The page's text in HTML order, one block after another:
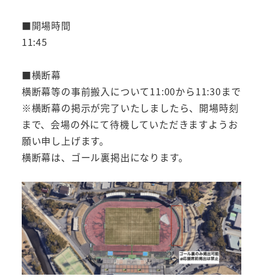
■開場時間
11:45
■横断幕
横断幕等の事前搬入について11:00から11:30まで
※横断幕の掲示が完了いたしましたら、開場時刻
まで、会場の外にて待機していただきますようお
願い申し上げます。
横断幕は、ゴール裏掲出になります。